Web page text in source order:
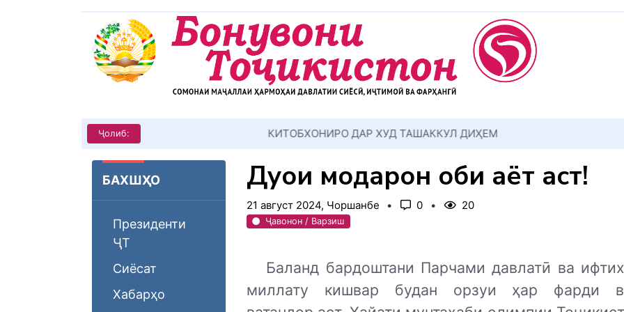
Ҷолиб: КИТОБХОНИРО ДАР ХУД ТАШАККУЛ ДИҲЕМ
БАХШҲО
Президенти
ҶТ
Сиёсат
Хабарҳо
Дуои модарон оби ҳаёт аст!
21 август 2024, Чоршанбе 0 20
Ҷавонон / Варзиш
Баланд бардоштани Парчами давлатӣ ва
миллату кишвар будан орзуи ҳар фарди